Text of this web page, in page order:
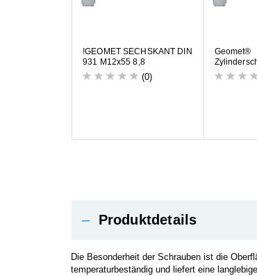
!GEO M ET SEC H SKANT D N
931 M 12x55 8,8
(0)
Geomet®
Zyl indersc
– Produktdetails
Die Besonderheit der Schrauben ist die
temperaturbeständig und liefert eine